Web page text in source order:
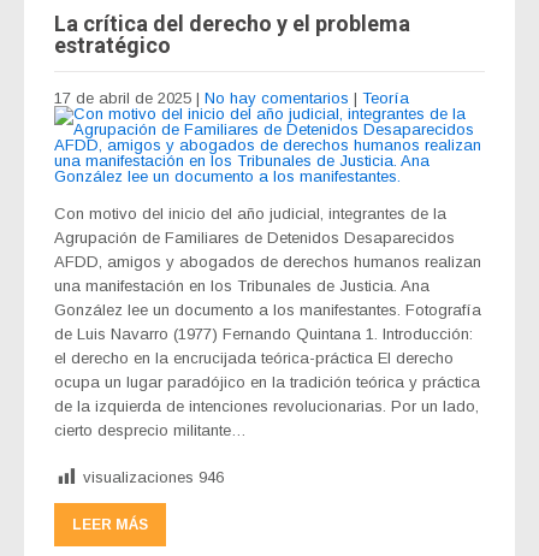
La crítica del derecho y el problema
estratégico
17 de abril de 2025 | No hay comentarios | Teoría
Con motivo del inicio del año judicial, integrantes de la
Agrupación de Familiares de Detenidos Desaparecidos
AFDD, amigos y abogados de derechos humanos realizan
una manifestación en los Tribunales de Justicia. Ana
González lee un documento a los manifestantes. Fotografía
de Luis Navarro (1977) Fernando Quintana 1. Introducción:
el derecho en la encrucijada teórica-práctica El derecho
ocupa un lugar paradójico en la tradición teórica y práctica
de la izquierda de intenciones revolucionarias. Por un lado,
cierto desprecio militante…
visualizaciones 946
LEER MÁS